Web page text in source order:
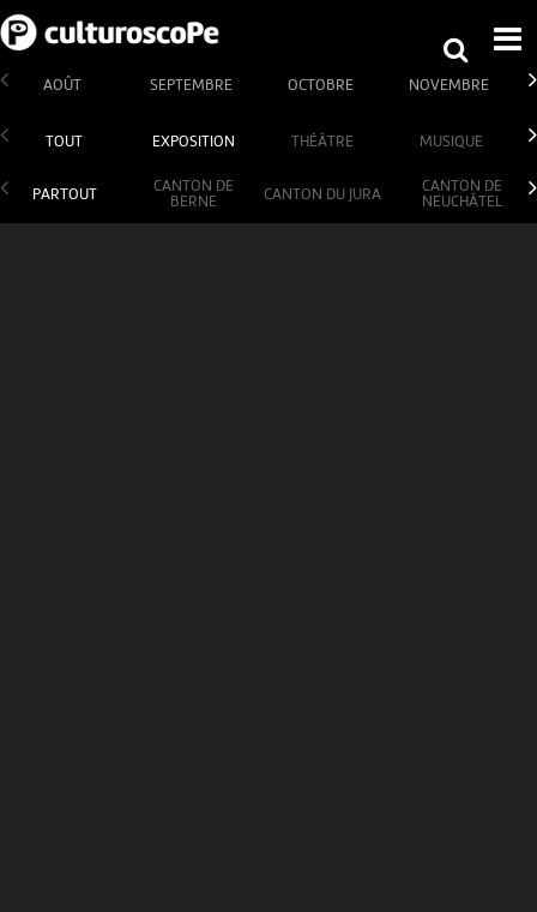
AOÛT SEPTEMBRE OCTOBRE NOVEMBRE
TOUT EXPOSITION THÉÂTRE MUSIQUE
PARTOUT
CANTON DE
BERNE
CANTON DU JURA
CANTON DE
NEUCHÂTEL